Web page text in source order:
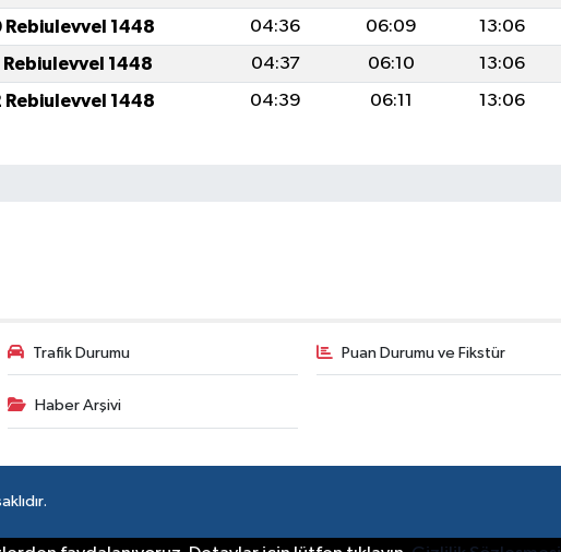
Rebiulevvel 1448 04:36 06:09 13:06
Rebiulevvel 1448 04:37 06:10 13:06
Rebiulevvel 1448 04:39 06:11 13:06
Trafik Durumu Puan Durumu ve Fikstür
Haber Arşivi